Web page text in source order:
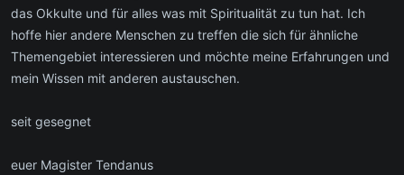
das Okkulte und für alles was mit Spiritualität zu tun hat. Ich
hoffe hier andere Menschen zu treffen die sich für ähnliche
Themengebiet interessieren und möchte meine Erfahrungen und
mein Wissen mit anderen austauschen.
seit gesegnet
euer Magister Tendanus